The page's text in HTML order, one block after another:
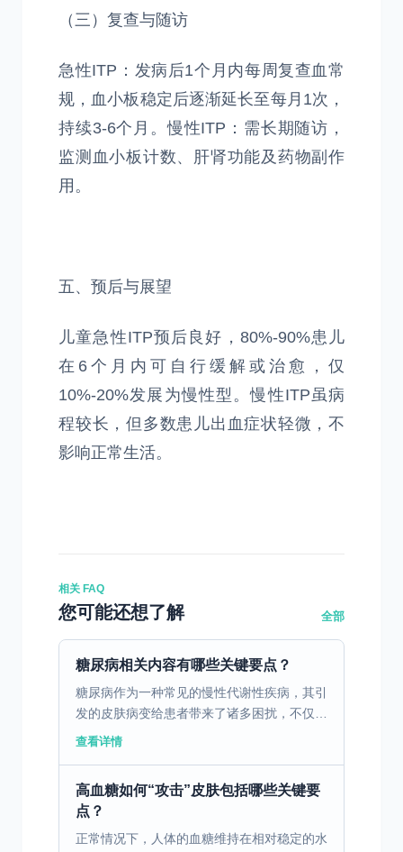
（三）复查与随访
急性ITP：发病后1个月内每周复查血常
规，血小板稳定后逐渐延长至每月1次，
持续3-6个月。慢性ITP：需长期随访，
监测血小板计数、肝肾功能及药物副作
用。
五、预后与展望
儿童急性ITP预后良好，80%-90%患儿
在6个月内可自行缓解或治愈，仅
10%-20%发展为慢性型。慢性ITP虽病
程较长，但多数患儿出血症状轻微，不
影响正常生活。
相关 FAQ
您可能还想了解 全部
糖尿病相关内容有哪些关键要点？
糖尿病作为一种常见的慢性代谢性疾病，其引
发的皮肤病变给患者带来了诸多困扰，不仅影
响生活质量，还可能导致严重的感染等并发
查看详情
高血糖如何“攻击”皮肤包括哪些关键要
点？
正常情况下，人体的血糖维持在相对稳定的水